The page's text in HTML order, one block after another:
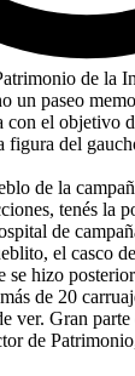
de la
un paseo
con el objetivo
figura del
de la
tenés la
de
el casco
se hizo
de 20
ver. Gran
de